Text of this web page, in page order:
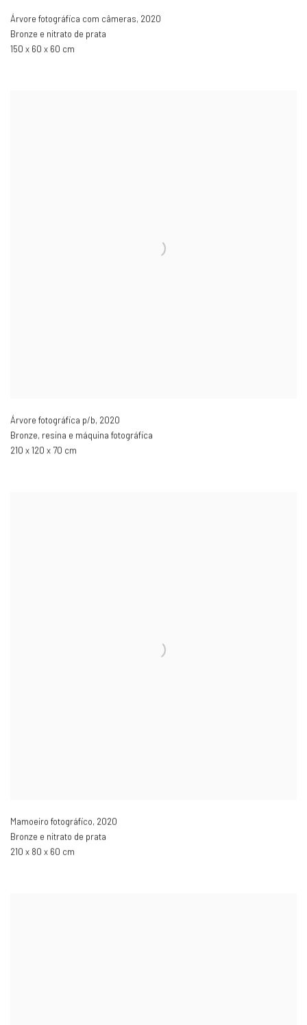
Árvore fotográfica com câmeras, 2020
Bronze e nitrato de prata
150 x 60 x 60 cm
Árvore fotográfica p/b, 2020
Bronze, resina e máquina fotográfica
210 x 120 x 70 cm
Mamoeiro fotográfico, 2020
Bronze e nitrato de prata
210 x 80 x 60 cm